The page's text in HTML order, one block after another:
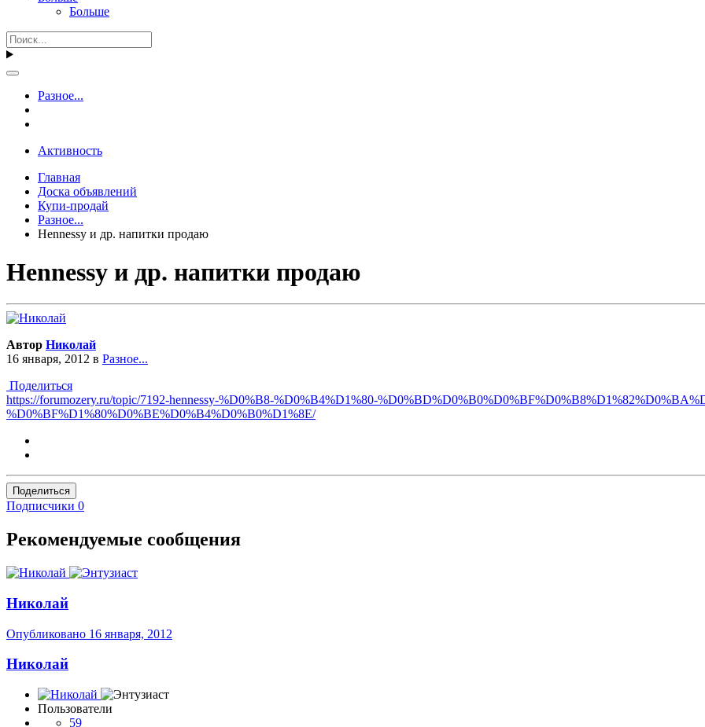
Больше
Разное...
Активность
Главная
Доска объявлений
Купи-продай
Разное...
Hennessy и др. напитки продаю
Hennessy и др. напитки продаю
Автор Николай
16 января, 2012 в Разное...
Поделиться
https://forumozery.ru/topic/7192-hennessy-%D0%B8-%D0%B4%D1%80-
%D0%BF%D1%80%D0%BE%D0%B4%D0%B0%D1%8E/
Поделиться
Подписчики 0
Рекомендуемые сообщения
Николай
Опубликовано 16 января, 2012
Николай
Пользователи
59